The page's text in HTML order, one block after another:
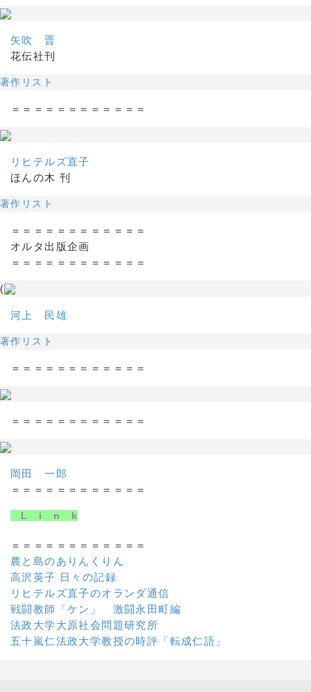
矢吹 晋
花伝社刊
著作リスト
＝＝＝＝＝＝＝＝＝＝＝＝
リヒテルズ直子
ほんの木 刊
著作リスト
＝＝＝＝＝＝＝＝＝＝＝＝
オルタ出版企画
＝＝＝＝＝＝＝＝＝＝＝＝
(
河上 民雄
著作リスト
＝＝＝＝＝＝＝＝＝＝＝＝
＝＝＝＝＝＝＝＝＝＝＝＝
岡田 一郎
＝＝＝＝＝＝＝＝＝＝＝＝
L i n k
＝＝＝＝＝＝＝＝＝＝＝＝
農と島のありんくりん
高沢英子 日々の記録
リヒテルズ直子のオランダ通信
戦闘教師「ケン」 激闘永田町編
法政大学大原社会問題研究所
五十嵐仁法政大学教授の時評「転成仁語」